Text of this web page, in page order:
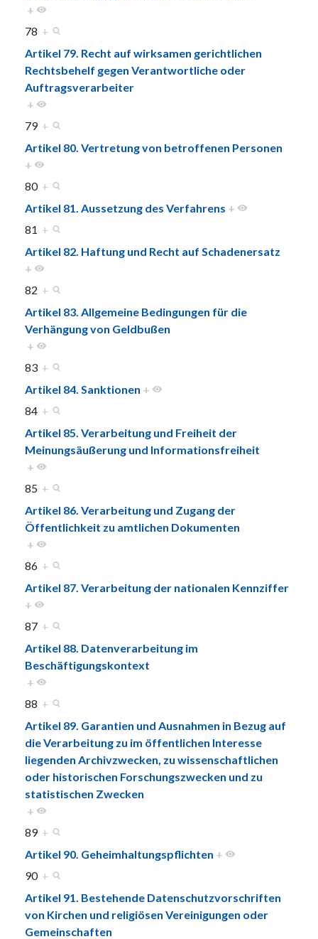
+
78 +
Artikel 79. Recht auf wirksamen gerichtlichen
Rechtsbehelf gegen Verantwortliche oder
Auftragsverarbeiter
+
79 +
Artikel 80. Vertretung von betroffenen Personen
+
80 +
Artikel 81. Aussetzung des Verfahrens +
81 +
Artikel 82. Haftung und Recht auf Schadenersatz
+
82 +
Artikel 83. Allgemeine Bedingungen für die
Verhängung von Geldbußen
+
83 +
Artikel 84. Sanktionen +
84 +
Artikel 85. Verarbeitung und Freiheit der
Meinungsäußerung und Informationsfreiheit
+
85 +
Artikel 86. Verarbeitung und Zugang der
Öffentlichkeit zu amtlichen Dokumenten
+
86 +
Artikel 87. Verarbeitung der nationalen Kennziffer
+
87 +
Artikel 88. Datenverarbeitung im
Beschäftigungskontext
+
88 +
Artikel 89. Garantien und Ausnahmen in Bezug auf
die Verarbeitung zu im öffentlichen Interesse
liegenden Archivzwecken, zu wissenschaftlichen
oder historischen Forschungszwecken und zu
statistischen Zwecken
+
89 +
Artikel 90. Geheimhaltungspflichten +
90 +
Artikel 91. Bestehende Datenschutzvorschriften
von Kirchen und religiösen Vereinigungen oder
Gemeinschaften